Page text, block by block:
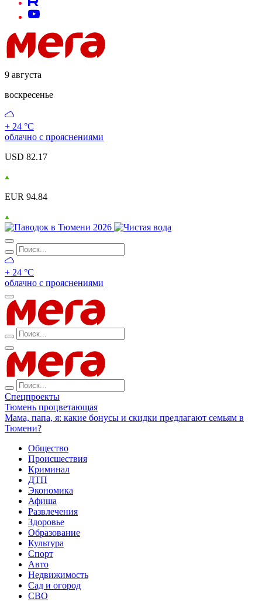
9 августа
воскресенье
+ 24 °С
облачно с прояснениями
USD 82.17
EUR 94.84
+ 24 °С
облачно с прояснениями
Спецпроекты
Тюмень процветающая
Мама, папа, я: какие бонусы и скидки предлагают семьям в
Тюмени?
Общество
Происшествия
Криминал
ДТП
Экономика
Афиша
Развлечения
Здоровье
Образование
Культура
Спорт
Авто
Недвижимость
Сад и огород
СВО